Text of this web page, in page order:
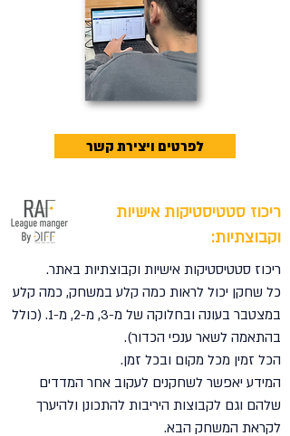
לפרטים ויצירת קשר
ריכוז סטטיסטיקות אישיות
וקבוצתיות:
ריכוז סטטיסטיקות אישיות וקבוצתיות באתר.
כל שחקן יכול לראות כמה קלע במשחק, כמה קלע
במצטבר בעונה ובחלוקה של מ-3, מ-2, מ-1. (כולל
בהתאמה לשאר ענפי הכדור).
הכל זמין מכל מקום ובכל זמן.
המידע יאפשר לשחקנים לעקוב אחר המדדים
שלהם וגם לקבוצות היריבות להתכונן ולהיערך
לקראת המשחק הבא.